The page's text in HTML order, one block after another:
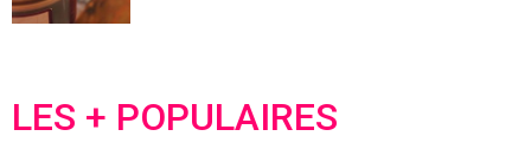
LES + POPULAIRES